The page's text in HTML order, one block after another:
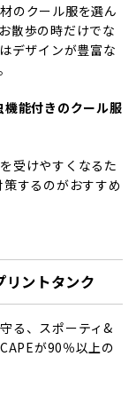
のクール服を選ん
散歩の時だけでな
デザインが豊富な
能付きのクール服
受けやすくなるた
するのがおすすめ
ントタンク
る、スポーティ&
が90％以上の